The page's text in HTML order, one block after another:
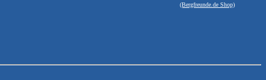
(Bergfreunde.de Shop)